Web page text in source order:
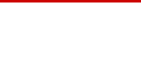
www.consumidor.pt